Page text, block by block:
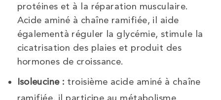
protéines et à la réparation musculaire.
Acide aminé à chaîne ramifiée, il aide
égalementà réguler la glycémie, stimule la
cicatrisation des plaies et produit des
hormones de croissance.
Isoleucine : troisième acide aminé à chaîne
ramifiée, il participe au métabolisme